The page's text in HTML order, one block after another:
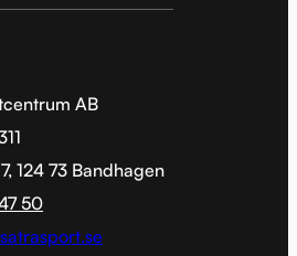
AB
124 73 Bandhagen
50